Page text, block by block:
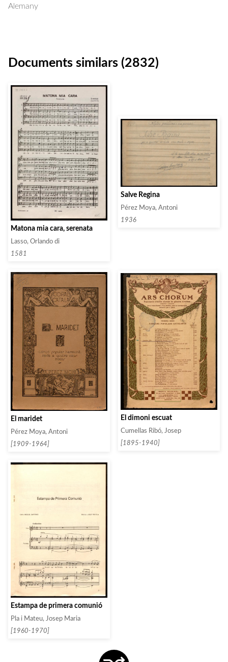
Alemany
Documents similars (2832)
Matona mia cara, serenata
Lasso, Orlando di
1581
Salve Regina
Pérez Moya, Antoni
1936
El maridet
Pérez Moya, Antoni
[1909-1964]
El dimoni escuat
Cumellas Ribó, Josep
[1895-1940]
Estampa de primera comunió
Pla i Mateu, Josep Maria
[1960-1970]